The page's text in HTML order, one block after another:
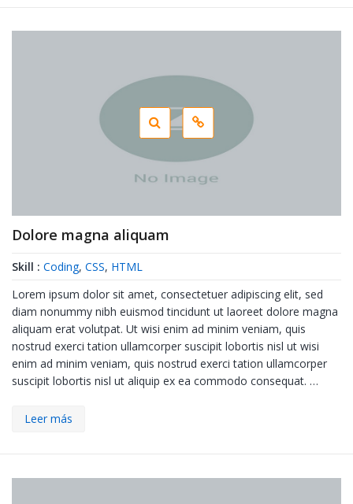
Dolore magna aliquam
Skill : Coding, CSS, HTML
Lorem ipsum dolor sit amet, consectetuer adipiscing elit, sed
diam nonummy nibh euismod tincidunt ut laoreet dolore magna
aliquam erat volutpat. Ut wisi enim ad minim veniam, quis
nostrud exerci tation ullamcorper suscipit lobortis nisl ut wisi
enim ad minim veniam, quis nostrud exerci tation ullamcorper
suscipit lobortis nisl ut aliquip ex ea commodo consequat. …
Leer más